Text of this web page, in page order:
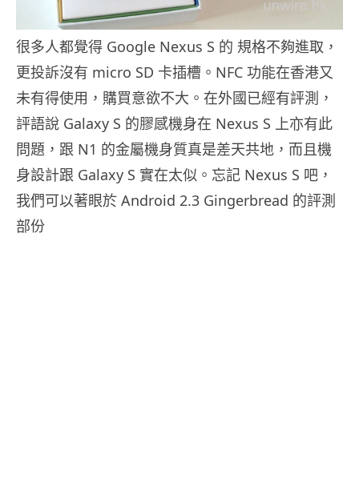
很多人都覺得 Google Nexus S 的 規格不夠進取，
更投訴沒有 micro SD 卡插槽。NFC 功能在香港又
未有得使用，購買意欲不大。在外國已經有評測，
評語說 Galaxy S 的膠感機身在 Nexus S 上亦有此
問題，跟 N1 的金屬機身質真是差天共地，而且機
身設計跟 Galaxy S 實在太似。忘記 Nexus S 吧，
我們可以著眼於 Android 2.3 Gingerbread 的評測
部份